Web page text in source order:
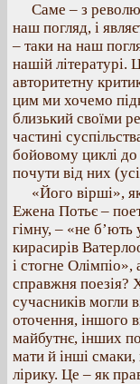
Саме – з
наш погляд, і
– таки на наш
нашій
авторитетну
цим ми хочемо
близький своїми
частині
бойовому циклі до
почути від них
«Його вірші»,
Ежена Потьє –
гімну, – «не б’ють
кирасирів
і стогне
справжня поезія?
сучасників могли
оточення, іншого
майбутнє, інших
мати й інші
лірику. Це – як